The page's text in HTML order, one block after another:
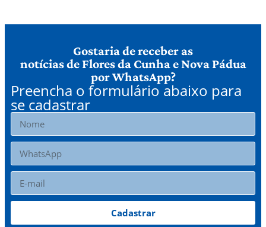
Gostaria de receber as
notícias de Flores da Cunha e Nova Pádua
por WhatsApp?
Preencha o formulário abaixo para
se cadastrar
Cadastrar